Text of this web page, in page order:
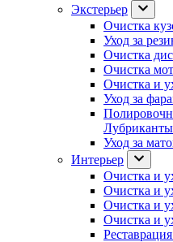
Экстерьер
Очистка
Уход за
Очистка
Очистка
Очистка и
Уход за
Лубриканты
Уход за
Интерьер
Очистка и
Очистка и
Очистка и
Очистка и